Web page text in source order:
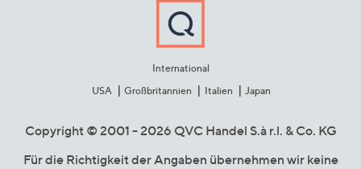
International
USA
Großbritannien Italien Japan
Copyright © 2001 - 2026 QVC Handel S.à r.l. & Co. KG
Für die Richtigkeit der Angaben übernehmen wir keine